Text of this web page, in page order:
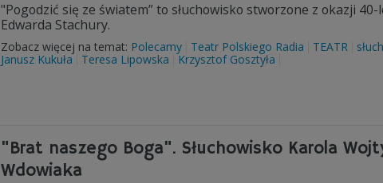
"Pogodzić się ze światem” to słuchowisko stworzone z okazji
Edwarda Stachury.
Zobacz więcej na temat: Polecamy Teatr Polskiego Radia TEATR
Janusz Kukuła
Teresa Lipowska Krzysztof Gosztyła
"Brat naszego Boga". Słuchowisko Karola
Wdowiaka